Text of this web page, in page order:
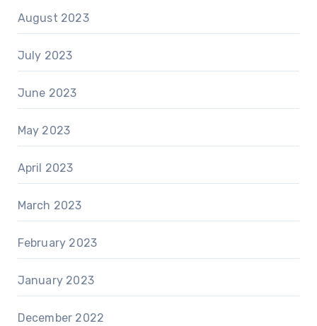
August 2023
July 2023
June 2023
May 2023
April 2023
March 2023
February 2023
January 2023
December 2022